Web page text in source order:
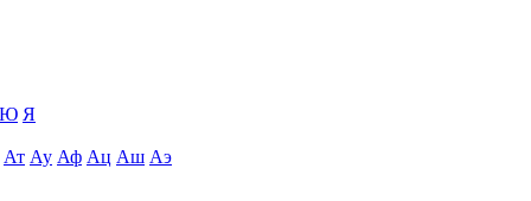
Ю Я
Ат Ау Аф Ац Аш Аэ